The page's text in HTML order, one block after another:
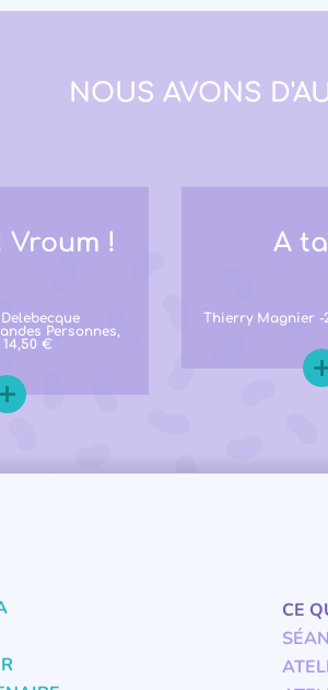
NOUS AVONS
Vroum !
Personnes,
14,50 €
A
Thierry Magnier -
CE